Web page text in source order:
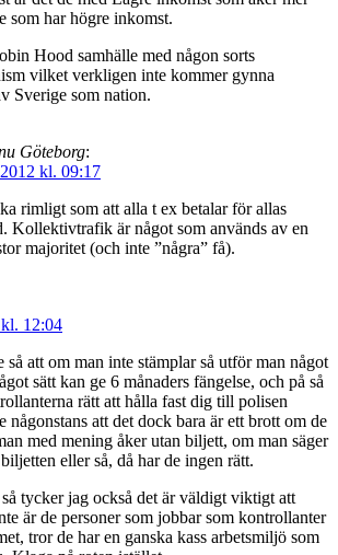
som har högre inkomst.
Hood samhälle med någon sorts
vilket verkligen inte kommer gynna
Sverige som nation.
Göteborg:
kl. 09:17
rimligt som att alla t ex betalar för allas
Kollektivtrafik är något som används av en
majoritet (och inte ”några” få).
12:04
så att om man inte stämplar så utför man något
sätt kan ge 6 månaders fängelse, och på så
rätt att hålla fast dig till polisen
någonstans att det dock bara är ett brott om de
med mening åker utan biljett, om man säger
eller så, då har de ingen rätt.
tycker jag också det är väldigt viktigt att
är de personer som jobbar som kontrollanter
tror de har en ganska kass arbetsmiljö som